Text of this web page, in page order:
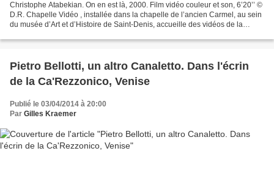
Christophe Atabekian. On en est là, 2000. Film vidéo couleur et son, 6’20’’ ©
D.R. Chapelle Vidéo , installée dans la chapelle de l’ancien Carmel, au sein
du musée d’Art et d’Histoire de Saint-Denis, accueille des vidéos de la
Pietro Bellotti, un altro Canaletto. Dans l'écrin
de la Ca'Rezzonico, Venise
Publié le 03/04/2014 à 20:00
Par Gilles Kraemer